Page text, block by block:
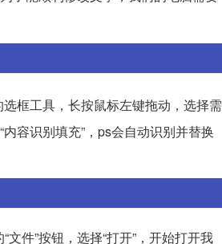
框工具，长按鼠标左键拖动，选择需
容识别填充”，ps会自动识别并替换
件”按钮，选择“打开”，开始打开我